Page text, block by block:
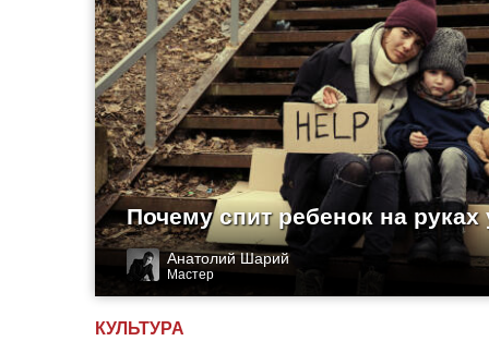
Почему спит ребенок на
Анатолий Шарий
Мастер
КУЛЬТУРА